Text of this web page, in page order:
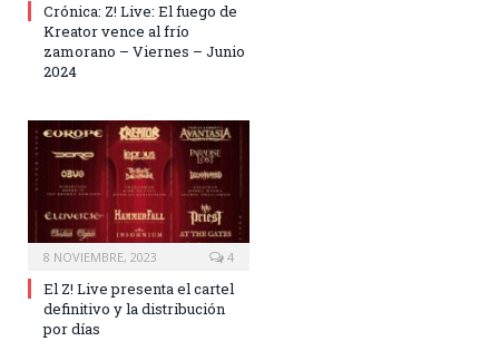
Crónica: Z! Live: El fuego de
Kreator vence al frío
zamorano – Viernes – Junio
2024
8 NOVIEMBRE, 2023 4
El Z! Live presenta el cartel
definitivo y la distribución
por días